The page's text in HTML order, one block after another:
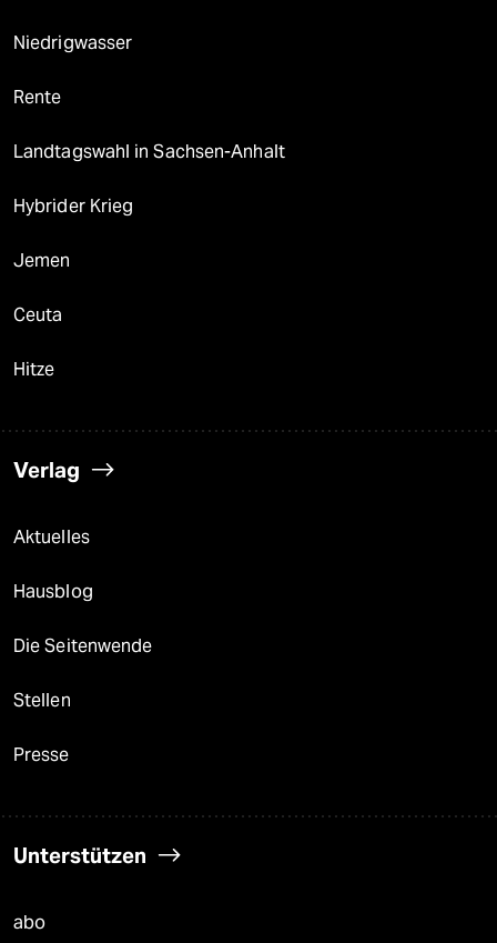
Niedrigwasser
Rente
Landtagswahl in Sachsen-Anhalt
Hybrider Krieg
Jemen
Ceuta
Hitze
Verlag
Aktuelles
Hausblog
Die Seitenwende
Stellen
Presse
Unterstützen
abo